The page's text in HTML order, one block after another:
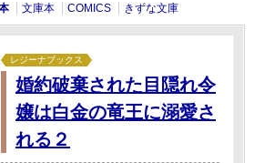
文庫本 COMICS きずな文庫
レジーナブックス
婚約破棄された目隠れ令
嬢は白金の竜王に溺愛さ
れる２